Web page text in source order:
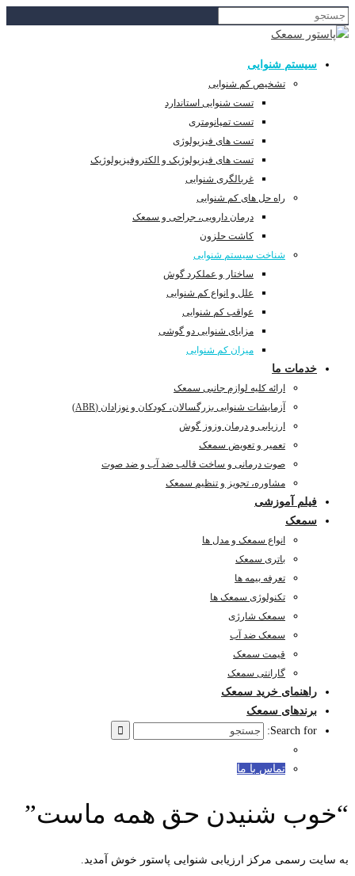
سیستم شنوایی
تشخیص کم شنوایی
تست شنوایی استاندارد
تست تمپانومتری
تست های فیزیولوژی
تست های فیزیولوژیک و الکتروفیزیولوژیک
غربالگری شنوایی
راه حل های کم شنوایی
درمان دارویی، جراحی و سمعک
کاشت حلزون
شناخت سیستم شنوایی
ساختار و عملکرد گوش
علل و انواع کم شنوایی
عواقب کم شنوایی
مزایای شنوایی دو گوشی
میزان کم شنوایی
خدمات ما
ارائه کلیه لوازم جانبی سمعک
آزمایشات شنوایی بزرگسالان، کودکان و نوزادان (ABR)
ارزیابی و درمان وزوز گوش
تعمیر و تعویض سمعک
صوت درمانی و ساخت قالب ضد آب و ضد صوت
مشاوره، تجویز و تنظیم سمعک
فیلم آموزشی
سمعک
انواع سمعک و مدل ها
باتری سمعک
تعرفه بیمه ها
تکنولوژی سمعک ها
سمعک شارژی
سمعک ضد آب
قیمت سمعک
گارانتی سمعک
راهنمای خرید سمعک
برندهای سمعک
Search for:
تماس با ما
“خوب شنیدن حق همه ماست”
به سایت رسمی مرکز ارزیابی شنوایی پاستور خوش آمدید.